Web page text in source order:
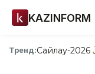
KAZINFORM
Тренд:Сайлау-2026